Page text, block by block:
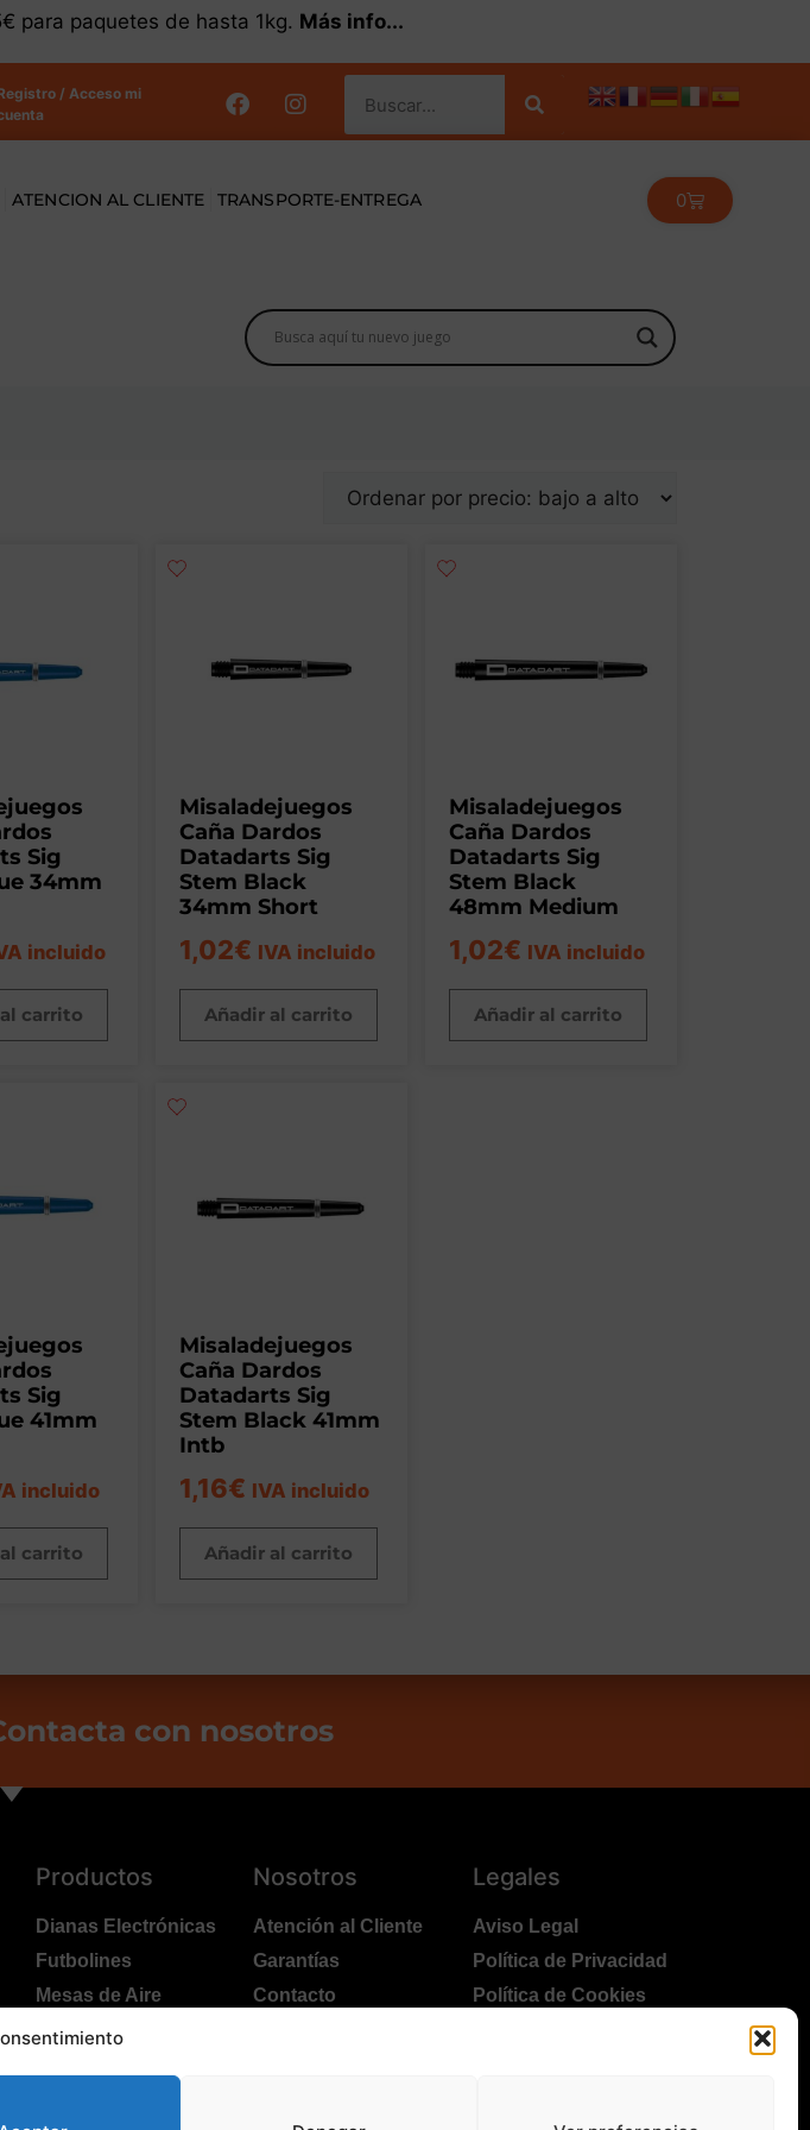
para paquetes de hasta 1kg. Más info...
/ Acceso mi
ATENCION AL CLIENTE TRANSPORTE-ENTREGA 0
Sig
34mm
incluido
carrito
Misaladejuegos
Caña Dardos
Datadarts Sig
Stem Black
34mm Short
1,02€ IVA incluido
Añadir al carrito
Misaladejuegos
Caña Dardos
Datadarts Sig
Stem Black
48mm Medium
1,02€ IVA incluido
Añadir al carrito
Sig
41mm
incluido
carrito
Misaladejuegos
Caña Dardos
Datadarts Sig
Stem Black 41mm
Intb
1,16€ IVA incluido
Añadir al carrito
con nosotros
Productos
Dianas Electrónicas
Futbolines
Mesas de Aire
Ping Pong Interior
Nosotros
Atención al Cliente
Garantías
Contacto
Legales
Aviso Legal
Política de Privacidad
Política de Cookies